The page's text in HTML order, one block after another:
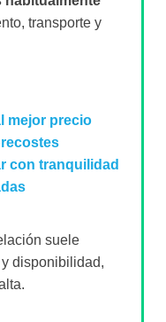
transporte y
mejor precio
con tranquilidad
suele
disponibilidad,